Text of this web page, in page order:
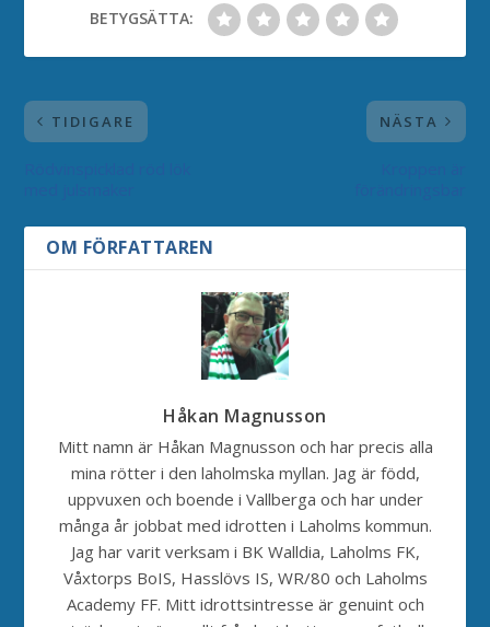
BETYGSÄTTA:
TIDIGARE NÄSTA
OM FÖRFATTAREN
Håkan Magnusson
Mitt namn är Håkan Magnusson och har precis alla
mina rötter i den laholmska myllan. Jag är född,
uppvuxen och boende i Vallberga och har under
många år jobbat med idrotten i Laholms kommun.
Jag har varit verksam i BK Walldia, Laholms FK,
Våxtorps BoIS, Hasslövs IS, WR/80 och Laholms
Academy FF. Mitt idrottsintresse är genuint och